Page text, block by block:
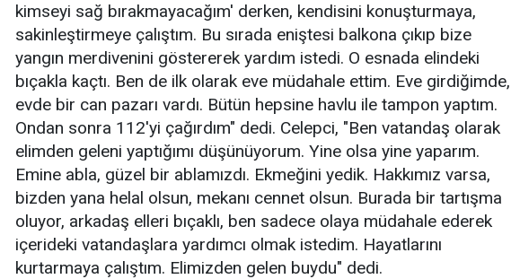
kimseyi sağ bırakmayacağım' derken, kendisini konuşturmaya,
sakinleştirmeye çalıştım. Bu sırada eniştesi balkona çıkıp bize
yangın merdivenini göstererek yardım istedi. O esnada elindeki
bıçakla kaçtı. Ben de ilk olarak eve müdahale ettim. Eve girdiğimde,
evde bir can pazarı vardı. Bütün hepsine havlu ile tampon yaptım.
Ondan sonra 112'yi çağırdım" dedi. Celepci, "Ben vatandaş olarak
elimden geleni yaptığımı düşünüyorum. Yine olsa yine yaparım.
Emine abla, güzel bir ablamızdı. Ekmeğini yedik. Hakkımız varsa,
bizden yana helal olsun, mekanı cennet olsun. Burada bir tartışma
oluyor, arkadaş elleri bıçaklı, ben sadece olaya müdahale ederek
içerideki vatandaşlara yardımcı olmak istedim. Hayatlarını
kurtarmaya çalıştım. Elimizden gelen buydu" dedi.